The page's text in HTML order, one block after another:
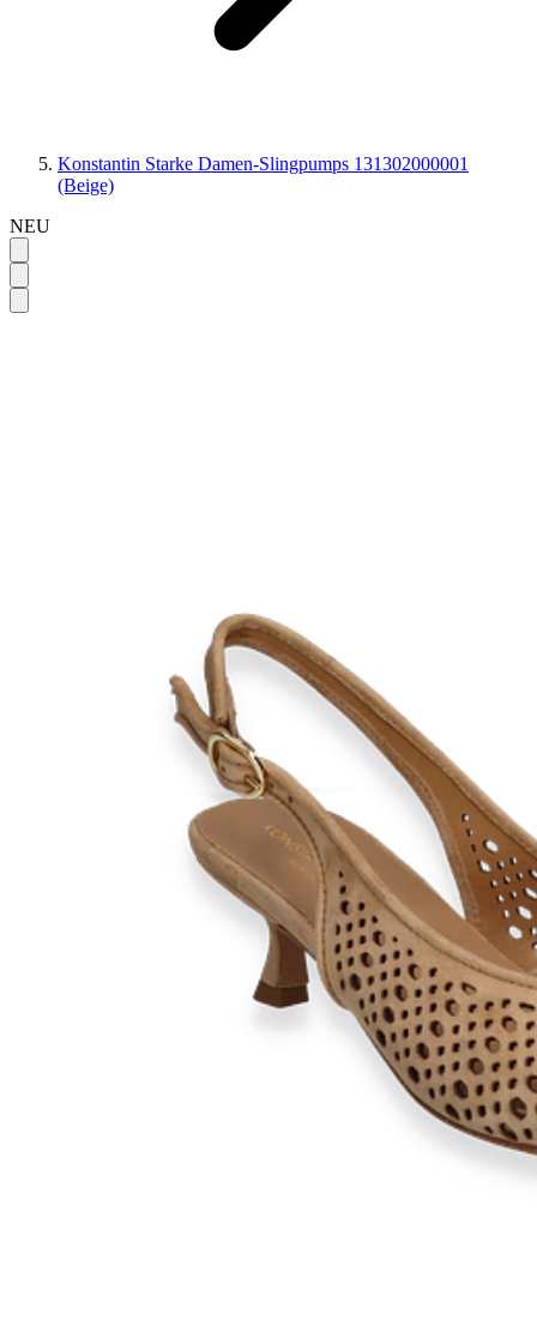
Konstantin Starke Damen-Slingpumps 131302000001
(Beige)
NEU